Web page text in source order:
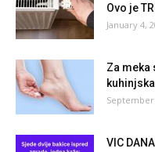
Ovo je
January 4,
Za meka
September
VIC